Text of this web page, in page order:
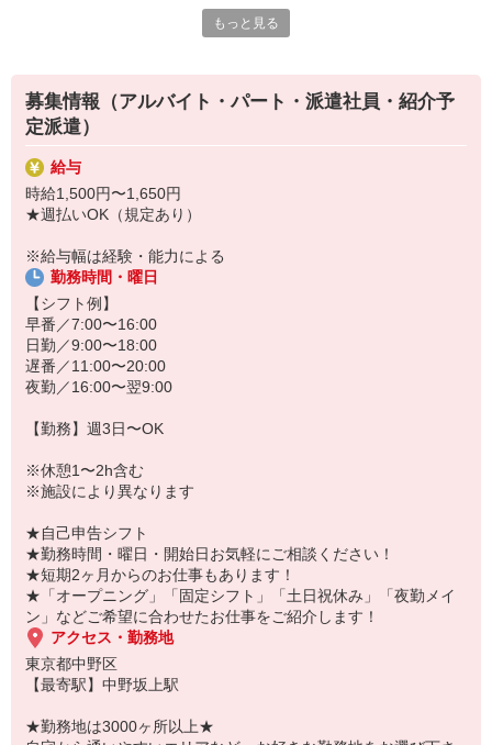
などなど・・・
働き方から場所・環境まで何でも希望を聞かせてください◎
「同年代が多い職場だったら早くなじめるかな？」
そんなご相談もOKですよ。
≪職場見学OK≫
実際の仕事内容や職場環境を見てから決められます。
あなたに合った雰囲気か、ぜひ確かめに来てください。
開始時期もご相談に応じます！
「もう少し生活が落ち着いたら働こうかな」
そんな方も気軽にお問い合わせを♪
・薬やおしぼりの準備などのケア
・体操や季節ごとのレクリエーション
・歩行、車椅子の介助
・見守り
※施設により異なります
★施設内は冷暖房完備！いつでも快適にお仕事できますよ！
あなたのスキルに合わせて少しずつお仕事をお願いしていきます。
20代・30代・40代・50代・60代、
若手からミドル、中高年（エルダー）、シニア世代まで幅広く活躍
中！
「こんな時だからこそ、しっかり稼いでおきたい！」
「すぐに働けるところはないかな…」
「しっかり稼げるアルバイトを探してる。」
そんな方もぜひ！お気軽にご連絡ください♪
もっと見る
募集情報（アルバイト・パート・派遣社員・紹介予
定派遣）
給与
時給1,500円〜1,650円
★週払いOK（規定あり）
※給与幅は経験・能力による
勤務時間・曜日
【シフト例】
早番／7:00〜16:00
日勤／9:00〜18:00
遅番／11:00〜20:00
夜勤／16:00〜翌9:00
【勤務】週3日〜OK
※休憩1〜2h含む
※施設により異なります
★自己申告シフト
★勤務時間・曜日・開始日お気軽にご相談ください！
★短期2ヶ月からのお仕事もあります！
★「オープニング」「固定シフト」「土日祝休み」「夜勤メイ
ン」などご希望に合わせたお仕事をご紹介します！
アクセス・勤務地
東京都中野区
【最寄駅】中野坂上駅
★勤務地は3000ヶ所以上★